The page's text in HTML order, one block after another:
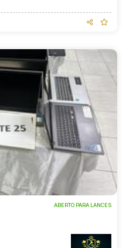
ABERTO PARA LANCES